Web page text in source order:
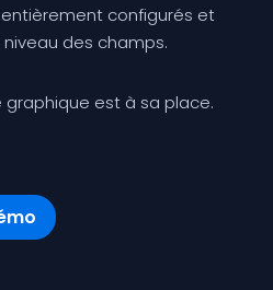
configurés et
niveau des champs.
est à sa place.